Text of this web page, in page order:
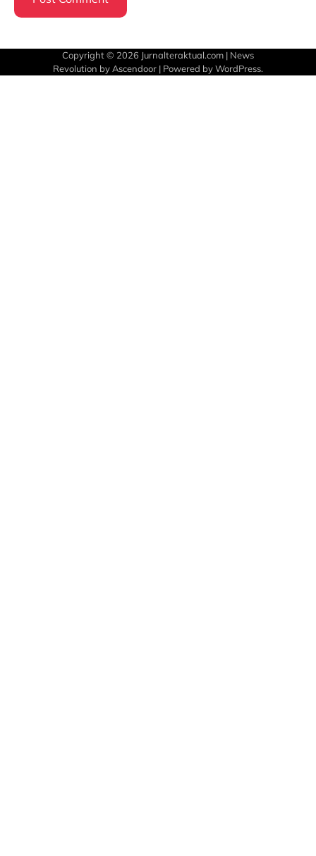
Copyright © 2026 Jurnalteraktual.com | News
Revolution by Ascendoor | Powered byWordPress.